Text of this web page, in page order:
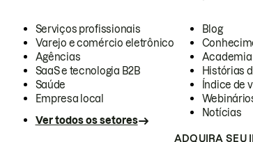
Serviços profissionais
Varejo e comércio eletrônico
Agências
SaaS e tecnologia B2B
Saúde
Empresa local
Ver todos os setores
Blog
Academia
Histórias
Índice de
Notícias
ADQUIRA SEU